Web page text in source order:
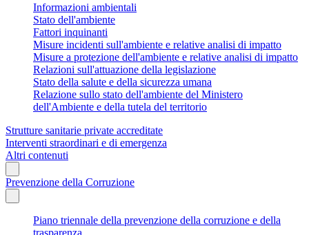
Informazioni ambientali
Stato dell'ambiente
Fattori inquinanti
Misure incidenti sull'ambiente e relative analisi di impatto
Misure a protezione dell'ambiente e relative analisi di impatto
Relazioni sull'attuazione della legislazione
Stato della salute e della sicurezza umana
Relazione sullo stato dell'ambiente del Ministero
dell'Ambiente e della tutela del territorio
Strutture sanitarie private accreditate
Interventi straordinari e di emergenza
Altri contenuti
Prevenzione della Corruzione
Piano triennale della prevenzione della corruzione e della
trasparenza